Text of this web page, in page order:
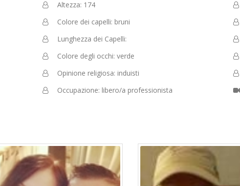
Altezza: 174
Colore dei capelli: bruni
Lunghezza dei Capelli:
Colore degli occhi: verde
Opinione religiosa: induisti
Occupazione: libero/a professionista